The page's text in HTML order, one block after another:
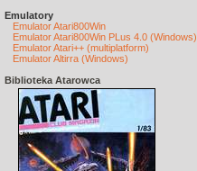
Emulatory
Emulator Atari800Win
Emulator Atari800Win PLus 4.0 (Windows)
Emulator Atari++ (multiplatform)
Emulator Altirra (Windows)
Biblioteka Atarowca